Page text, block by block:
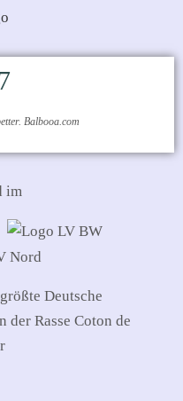
Balbooa.com
im
Deutsche
der Rasse Coton de